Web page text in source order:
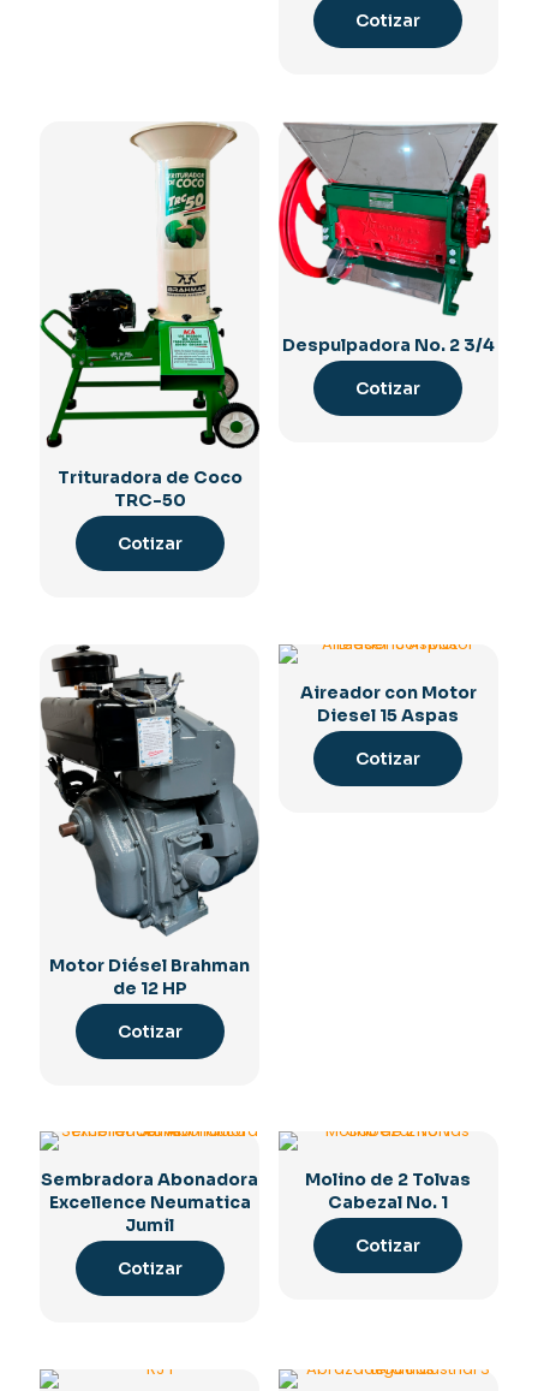
Cotizar
Trituradora de Coco
TRC-50
Cotizar
Despulpadora No. 2 3/4
Cotizar
Motor Diésel Brahman
de 12 HP
Cotizar
Aireador con Motor
Diesel 15 Aspas
Cotizar
Sembradora Abonadora
Excellence Neumatica
Jumil
Cotizar
Molino de 2 Tolvas
Cabezal No. 1
Cotizar